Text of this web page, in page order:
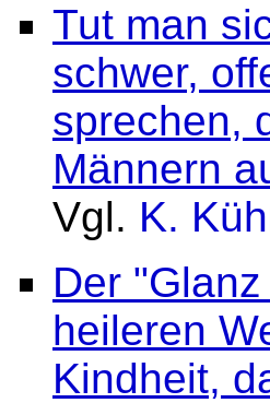
Tut man
schwer,
sprechen,
Männern
Vgl. K.
Der
heileren
Kindheit,